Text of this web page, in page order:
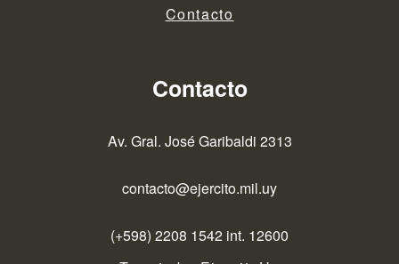
Contacto
Contacto
Av. Gral. José Garibaldi 2313
contacto@ejercito.mil.uy
(+598) 2208 1542 int. 12600